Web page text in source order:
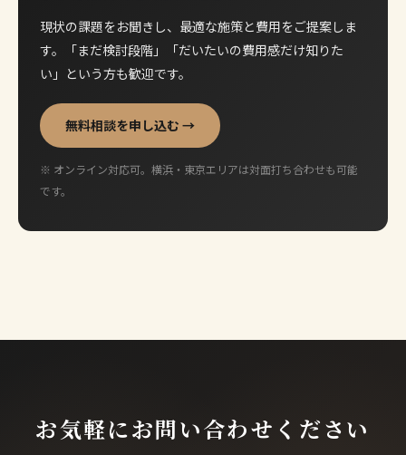
現状の課題をお聞きし、最適な施策と費用をご提案しま
す。「まだ検討段階」「だいたいの費用感だけ知りた
い」という方も歓迎です。
無料相談を申し込む →
※ オンライン対応可。横浜・東京エリアは対面打ち合わせも可能
です。
お気軽にお問い合わせください